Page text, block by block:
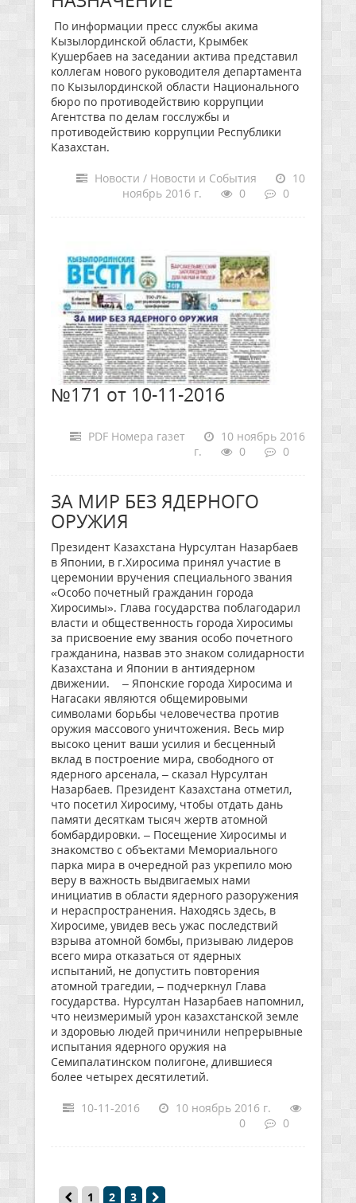
По информации пресс службы акима
Кызылординской области, Крымбек
Кушербаев на заседании актива представил
коллегам нового руководителя департамента
по Кызылординской области Национального
бюро по противодействию коррупции
Агентства по делам госслужбы и
противодействию коррупции Республики
Казахстан.
Новости / Новости и События
10
ноябрь 2016 г.
0 0
№171 от 10-11-2016
PDF Номера газет
10 ноябрь 2016
г.
0 0
ЗА МИР БЕЗ ЯДЕРНОГО
ОРУЖИЯ
Президент Казахстана Нурсултан Назарбаев
в Японии, в г.Хиросима принял участие в
церемонии вручения специального звания
«Особо почетный гражданин города
Хиросимы». Глава государства поблагодарил
власти и общественность города Хиросимы
за присвоение ему звания особо почетного
гражданина, назвав это знаком солидарности
Казахстана и Японии в антиядерном
движении. – Японские города Хиросима и
Нагасаки являются общемировыми
символами борьбы человечества против
оружия массового уничтожения. Весь мир
высоко ценит ваши усилия и бесценный
вклад в построение мира, свободного от
ядерного арсенала, – сказал Нурсултан
Назарбаев. Президент Казахстана отметил,
что посетил Хиросиму, чтобы отдать дань
памяти десяткам тысяч жертв атомной
бомбардировки. – Посещение Хиросимы и
знакомство с объектами Мемориального
парка мира в очередной раз укрепило мою
веру в важность выдвигаемых нами
инициатив в области ядерного разоружения
и нераспространения. Находясь здесь, в
Хиросиме, увидев весь ужас последствий
взрыва атомной бомбы, призываю лидеров
всего мира отказаться от ядерных
испытаний, не допустить повторения
атомной трагедии, – подчеркнул Глава
государства. Нурсултан Назарбаев напомнил,
что неизмеримый урон казахстанской земле
и здоровью людей причинили непрерывные
испытания ядерного оружия на
Семипалатинском полигоне, длившиеся
более четырех десятилетий.
10-11-2016
10 ноябрь 2016 г.
0
0
1 2 3